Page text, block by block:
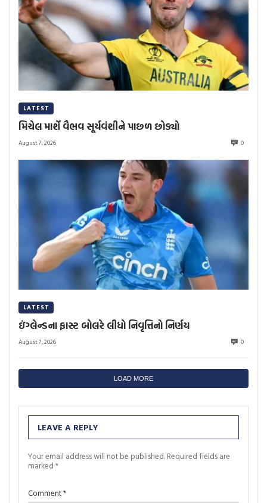
LATEST
મિચેલ માર્શે વૈભવ સૂર્યવંશીને પાછળ છોડ્યો
August 7, 2026 0
LATEST
ઇંગ્લેન્ડના ફાસ્ટ બોલરે લીધો નિવૃત્તિનો નિર્ણય
August 7, 2026 0
LOAD MORE
LEAVE A REPLY
Your email address will not be published. Required fields are
marked *
Comment*